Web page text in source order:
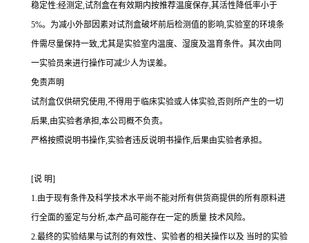
稳定性:经测定,试剂盒在有效期内按推荐温度保存,其活性降低率小于
5%。为减小外部因素对试剂盒破坏前后检测值的影响,实验室的环境条
件需尽量保持一致,尤其是实验室内温度、湿度及温育条件。其次由同
一实验员来进行操作可减少人为误差。
免责声明
试剂盒仅供研究使用,不得用于临床实验或人体实验,否则所产生的一切
后果,由实验者承担,本公司概不负责。
严格按照说明书操作,实验者违反说明书操作,后果由实验者承担。
[说 明]
1.由于现有条件及科学技术水平尚不能对所有供货商提供的所有原料进
行全面的鉴定与分析,本产品可能存在一定的质量 技术风险。
2.最终的实验结果与试剂的有效性、实验者的相关操作以及 当时的实验